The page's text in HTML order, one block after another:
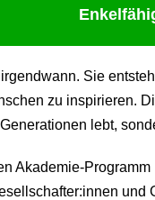
Sie
zu inspirieren.
lebt,
Akademie-